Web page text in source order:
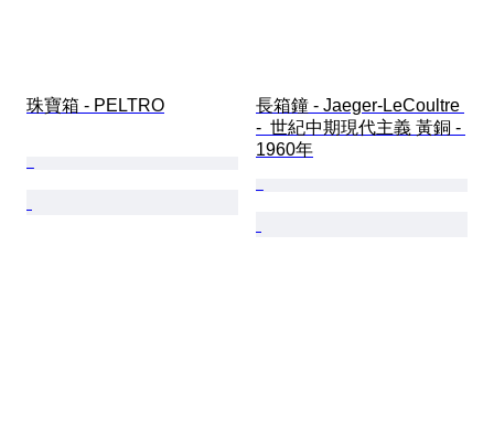
珠寶箱 - PELTRO
長箱鐘 - Jaeger-LeCoultre
-  世紀中期現代主義 黃銅 -
1960年